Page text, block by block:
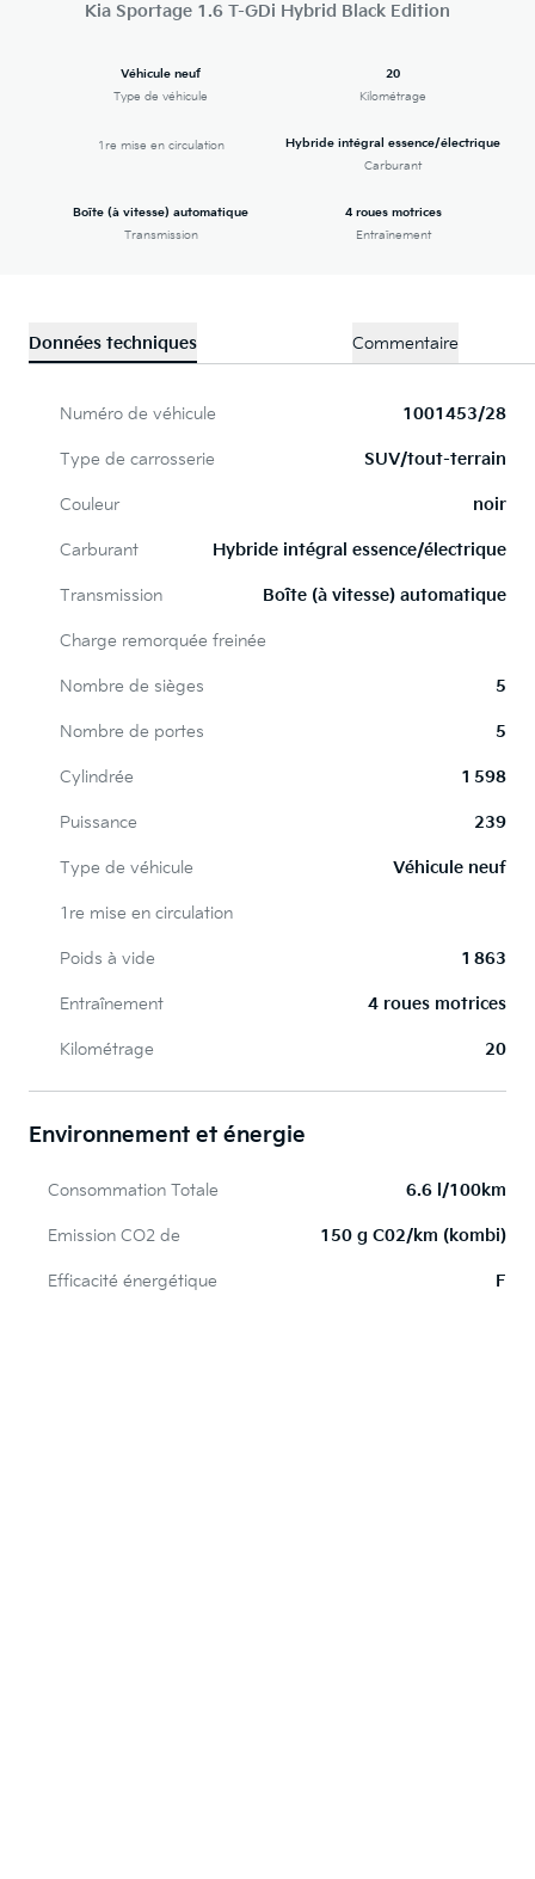
Kia Sportage 1.6 T-GDi Hybrid Black Edition
Véhicule neuf
Type de véhicule
20
Kilométrage
1re mise en circulation
Hybride intégral essence/électrique
Carburant
Boîte (à vitesse) automatique
Transmission
4 roues motrices
Entraînement
Données techniques Commentaire
Numéro de véhicule 1001453/28
Type de carrosserie SUV/tout-terrain
Couleur noir
Carburant Hybride intégral essence/électrique
Transmission Boîte (à vitesse) automatique
Charge remorquée freinée
Nombre de sièges 5
Nombre de portes 5
Cylindrée 1 598
Puissance 239
Type de véhicule Véhicule neuf
1re mise en circulation
Poids à vide 1 863
Entraînement 4 roues motrices
Kilométrage 20
Environnement et énergie
Consommation Totale 6.6 l/100km
Emission CO2 de 150 g C02/km (kombi)
Efficacité énergétique F